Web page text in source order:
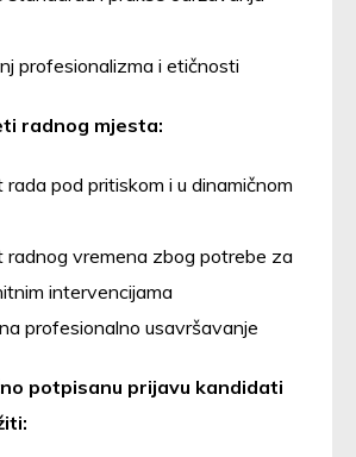
profesionalizma i etičnosti
radnog mjesta:
pod pritiskom i u dinamičnom
radnog vremena zbog potrebe za
intervencijama
profesionalno usavršavanje
potpisanu prijavu kandidati